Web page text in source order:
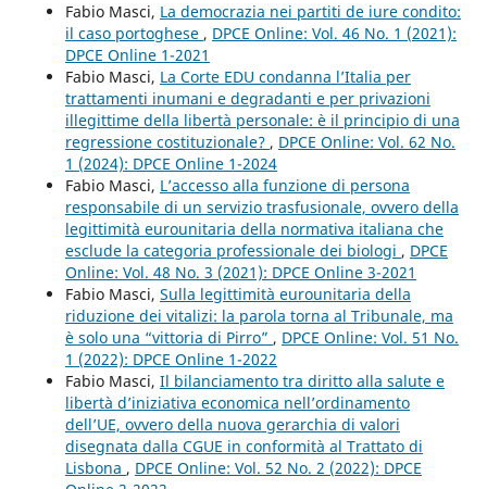
Fabio Masci, La democrazia nei partiti de iure condito:
il caso portoghese , DPCE Online: Vol. 46 No. 1 (2021):
DPCE Online 1-2021
Fabio Masci, La Corte EDU condanna l’Italia per
trattamenti inumani e degradanti e per privazioni
illegittime della libertà personale: è il principio di una
regressione costituzionale? , DPCE Online: Vol. 62 No.
1 (2024): DPCE Online 1-2024
Fabio Masci, L’accesso alla funzione di persona
responsabile di un servizio trasfusionale, ovvero della
legittimità eurounitaria della normativa italiana che
esclude la categoria professionale dei biologi , DPCE
Online: Vol. 48 No. 3 (2021): DPCE Online 3-2021
Fabio Masci, Sulla legittimità eurounitaria della
riduzione dei vitalizi: la parola torna al Tribunale, ma
è solo una “vittoria di Pirro” , DPCE Online: Vol. 51 No.
1 (2022): DPCE Online 1-2022
Fabio Masci, Il bilanciamento tra diritto alla salute e
libertà d’iniziativa economica nell’ordinamento
dell’UE, ovvero della nuova gerarchia di valori
disegnata dalla CGUE in conformità al Trattato di
Lisbona , DPCE Online: Vol. 52 No. 2 (2022): DPCE